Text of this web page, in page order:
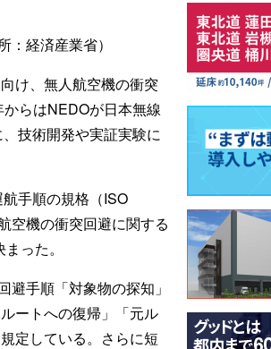
：経済産業省）
け、無人航空機の衝突
らはNEDOが日本無線
技術開発や実証実験に
手順の規格（ISO
空機の衝突回避に関する
った。
手順「対象物の探知」
ートへの復帰」「元ル
定している。さらに短